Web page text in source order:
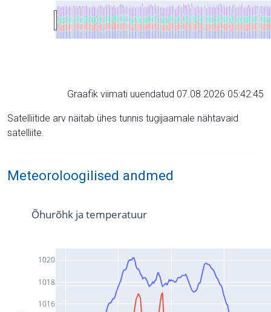
Graafik viimati uuendatud 07.08.2026 05:42:45
Satelliitide arv näitab ühes tunnis tugijaamale nähtavaid
satelliite.
Meteoroloogilised andmed
1016
1018
1020
Õhurõhk ja temperatuur